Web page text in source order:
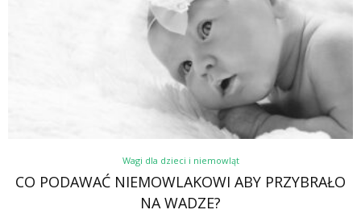
Wagi dla dzieci i niemowląt
CO PODAWAĆ NIEMOWLAKOWI ABY PRZYBRAŁO
NA WADZE?